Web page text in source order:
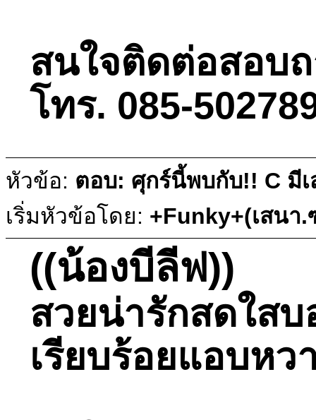
สนใจติดต่อสอบ
โทร. 085-
หัวข้อ: ตอบ: ศุกร์นี้พบกับ!! C มี
เริ่มหัวข้อโดย: +Funky+(เสนา
((น้องบีลีฟ))
สวยน่ารักสดใส
เรียบร้อยแอบหว